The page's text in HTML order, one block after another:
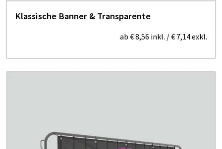
Klassische Banner & Transparente
ab € 8,56 inkl. /€ 7,14exkl.